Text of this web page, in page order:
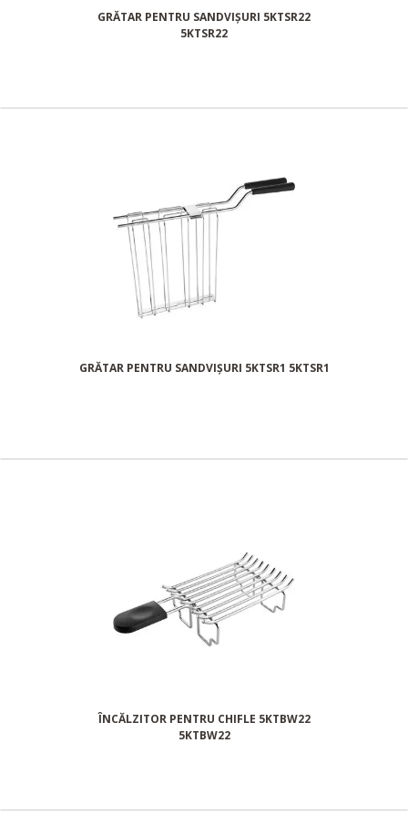
GRĂTAR PENTRU SANDVIȘURI 5KTSR22
5KTSR22
GRĂTAR PENTRU SANDVIȘURI 5KTSR1 5KTSR1
ÎNCĂLZITOR PENTRU CHIFLE 5KTBW22
5KTBW22